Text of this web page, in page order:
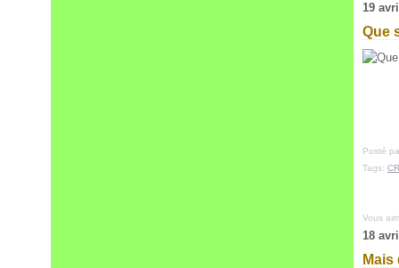
19
Que
Posté
Tags:
Vous
18